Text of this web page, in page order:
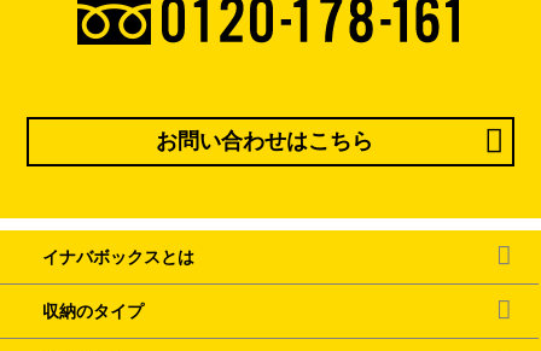
お問い合わせはこちら
イナバボックスとは
収納のタイプ